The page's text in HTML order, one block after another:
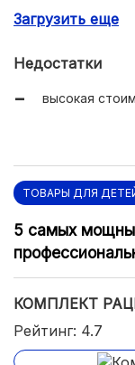
компактные
Загрузить еще
Недостатки
высокая
ТОВАРЫ ДЛЯ
5 самых
КОМПЛЕКТ
Рейтинг: 4.7